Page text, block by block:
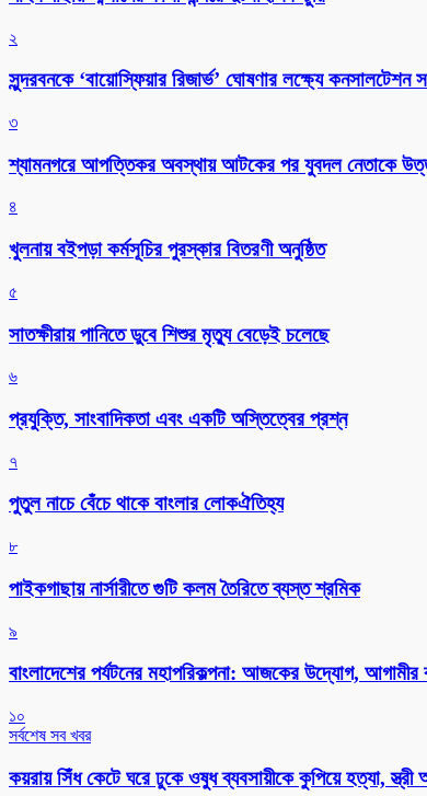
২
সুন্দরবনকে ‘বায়োস্ফিয়ার রিজার্ভ’ ঘোষণার লক্ষ্যে কনসালটেশন
৩
শ্যামনগরে আপত্তিকর অবস্থায় আটকের পর যুবদল নেতাকে
৪
খুলনায় বইপড়া কর্মসূচির পুরস্কার বিতরণী অনুষ্ঠিত
৫
সাতক্ষীরায় পানিতে ডুবে শিশুর মৃত্যু বেড়েই চলেছে
৬
প্রযুক্তি, সাংবাদিকতা এবং একটি অস্তিত্বের প্রশ্ন
৭
পুতুল নাচে বেঁচে থাকে বাংলার লোকঐতিহ্য
৮
পাইকগাছায় নার্সারীতে গুটি কলম তৈরিতে ব্যস্ত শ্রমিক
৯
বাংলাদেশের পর্যটনের মহাপরিকল্পনা: আজকের উদ্যোগ, আগামীর
১০
সর্বশেষ সব খবর
কয়রায় সিঁধ কেটে ঘরে ঢুকে ওষুধ ব্যবসায়ীকে কুপিয়ে হত্যা,